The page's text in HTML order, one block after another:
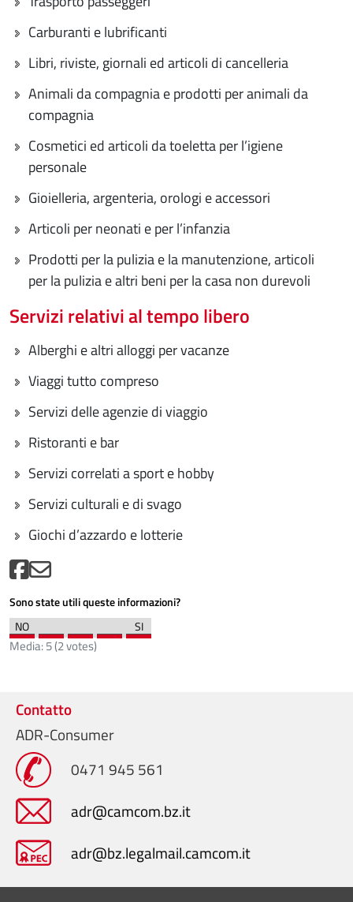
Carburanti e lubrificanti
Libri, riviste, giornali ed articoli di cancelleria
Animali da compagnia e prodotti per animali da
compagnia
Cosmetici ed articoli da toeletta per l’igiene
personale
Gioielleria, argenteria, orologi e accessori
Articoli per neonati e per l’infanzia
Prodotti per la pulizia e la manutenzione, articoli
per la pulizia e altri beni per la casa non durevoli
Servizi relativi al tempo libero
Alberghi e altri alloggi per vacanze
Viaggi tutto compreso
Servizi delle agenzie di viaggio
Ristoranti e bar
Servizi correlati a sport e hobby
Servizi culturali e di svago
Giochi d’azzardo e lotterie
Sono state utili queste informazioni?
Media:5(2votes)
Contatto
ADR-Consumer
0471 945 561
adr@camcom.bz.it
adr@bz.legalmail.camcom.it